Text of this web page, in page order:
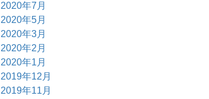
2020年7月
2020年5月
2020年3月
2020年2月
2020年1月
2019年12月
2019年11月